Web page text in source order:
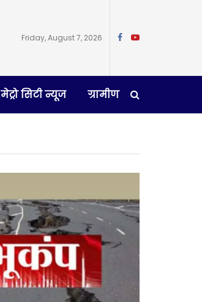
Friday, August 7, 2026
मेट्रो सिटी न्यूज ग्रामीण